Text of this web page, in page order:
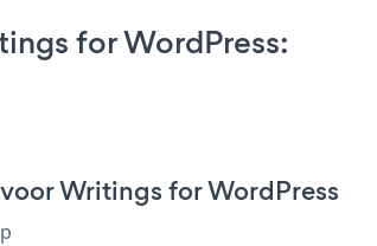
for WordPress:
Writings for WordPress